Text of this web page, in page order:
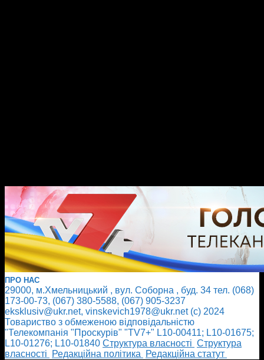
ПРО НАС
29000, м.Хмельницький , вул. Соборна , буд. 34 тел. (068)
173-00-73, (067) 380-5588, (067) 905-3237
eksklusiv@ukr.net, vinskevich1978@ukr.net (с) 2024
Товариство з обмеженою відповідальністю
"Телекомпанія "Проскурів" "TV7+" L10-00411; L10-01675;
L10-01276; L10-01840 Cтруктура власності Cтруктура
власності
Редакційна політика
Редакційна статут